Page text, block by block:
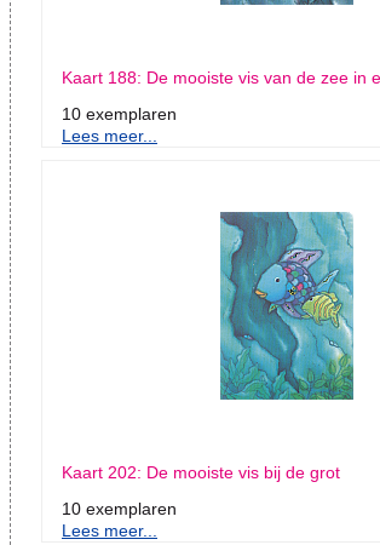
Kaart 188: De mooiste vis van de zee in
10 exemplaren
Lees meer...
Kaart 202: De mooiste vis bij de grot
10 exemplaren
Lees meer...